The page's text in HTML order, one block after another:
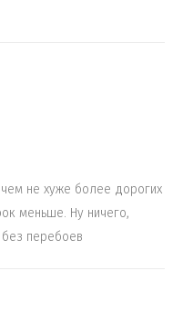
не хуже более дорогих
меньше. Ну ничего,
перебоев